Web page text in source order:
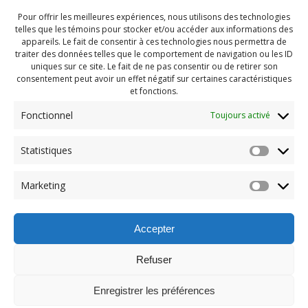
Pour offrir les meilleures expériences, nous utilisons des technologies
telles que les témoins pour stocker et/ou accéder aux informations des
appareils. Le fait de consentir à ces technologies nous permettra de
traiter des données telles que le comportement de navigation ou les ID
uniques sur ce site. Le fait de ne pas consentir ou de retirer son
consentement peut avoir un effet négatif sur certaines caractéristiques
et fonctions.
Fonctionnel Toujours activé
Statistiques
Marketing
Accepter
Refuser
Enregistrer les préférences
Navigation
de
l'article
Previous
PDG Juillet 2022 (57)
© 2026 Maison des Jeunes de Boucherville.